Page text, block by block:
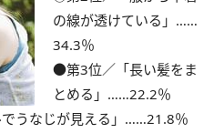
の線が透けている」……
34.3％
●第3位／「長い髪をま
とめる」……22.2％
うなじが見える」……21.8％